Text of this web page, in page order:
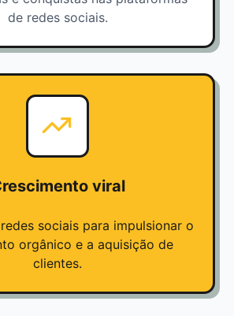
de redes sociais.
viral
sociais para impulsionar o
orgânico e a aquisição de
clientes.